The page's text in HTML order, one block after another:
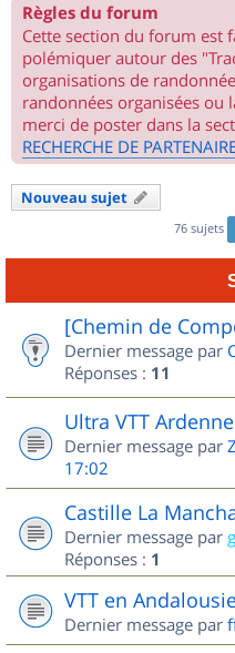
Règles du forum
Cette section du forum est
polémiquer autour des
organisations de
randonnées organisées ou
merci de poster dans la
RECHERCHE DE
Nouveau sujet
76 sujets
[Chemin de
Dernier message par
Réponses : 11
Ultra VTT
Dernier message par
17:02
Castille La
Dernier message par
Réponses : 1
VTT en
Dernier message par